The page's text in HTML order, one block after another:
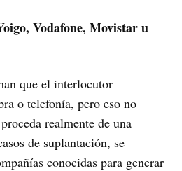
Vodafone, Movistar u
que el interlocutor
o telefonía, pero eso no
realmente de una
de suplantación, se
conocidas para generar